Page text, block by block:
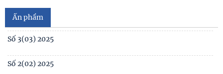
Mục lục Tạp chí Nghiên cứu Con người số 2(131) năm 2024
Mục lục Tạp chí Nghiên cứu Con người số 1(130) năm 2024
Table of contents Human Studies Journal No. 5 (128) (2023)
Ấn phẩm
Số 1(04) 2026
Giới thiệu sách mới: Xã hội học Gia đình